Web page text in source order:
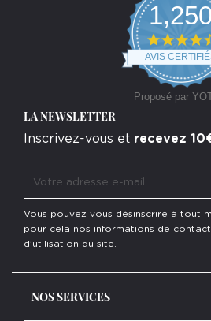
AVIS
Proposé par
LA NEWSLETTER
Inscrivez-vous et recevez
Vous pouvez vous désinscrire à tout
pour cela nos informations de
d'utilisation du site.
NOS SERVICES